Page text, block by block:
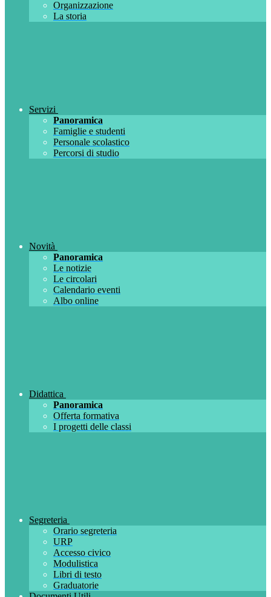
Organizzazione
La storia
Servizi
Panoramica
Famiglie e studenti
Personale scolastico
Percorsi di studio
Novità
Panoramica
Le notizie
Le circolari
Calendario eventi
Albo online
Didattica
Panoramica
Offerta formativa
I progetti delle classi
Segreteria
Orario segreteria
URP
Accesso civico
Modulistica
Libri di testo
Graduatorie